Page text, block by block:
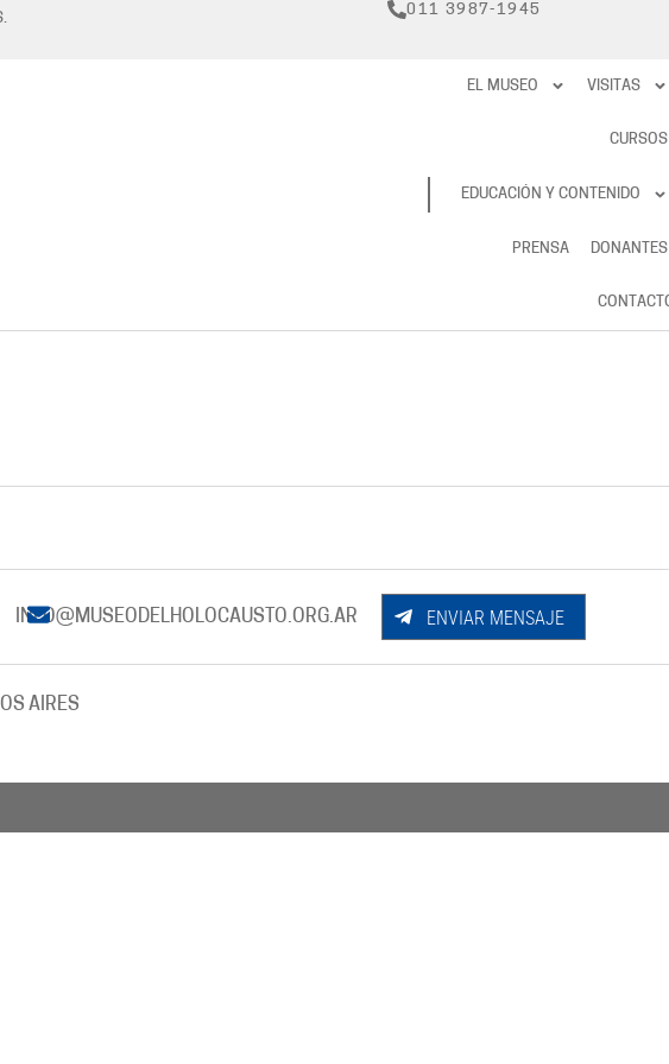
011 3987-1945
RESERVAS
EL MUSEO VISITAS
CURSOS
EDUCACIÓN Y CONTENIDO
PRENSA DONANTES
INFO@MUSEODELHOLOCAUSTO.ORG.AR ENVIAR MENSAJE
AIRES